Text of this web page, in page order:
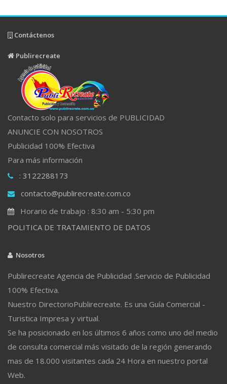
Contáctenos
Publirecreate
Contacto solo para servicios de PUBLICIDAD
ANUNCIE CON NOSOTROS
Publicidad 100% Efectiva
Para más información
: 3122288173
contacto@publirecreate.com.co
Horario de trabajo : 8:30 am - 5:30 pm
POLITICA DE TRATAMIENTO DE DATOS
Nosotros
Publirecreate Agencia de Publicidad .Servicio de Publicidad
100% Efectiva.
Nuestro DirectorioPublirecreate. Es una Guía Comercial -
Turistica Impresa y virtual.
Se ha posicionado en los últimos 6 años como uno del medio
de consulta comercial más visitado de la región generando
mas de 18.000 visitantes cada 24 Hora en nuestro portal
Web.